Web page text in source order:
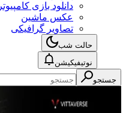
دانلود بازی کامپیوتر
عکس ماشین
تصاویر گرافیکی
حالت شب
نوتیفیکیشن
جستجو